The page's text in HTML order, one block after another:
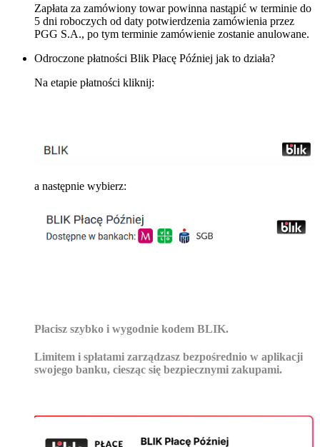
Zapłata za zamówiony towar powinna nastąpić w terminie do
5 dni roboczych od daty potwierdzenia zamówienia przez
PGG S.A., po tym terminie zamówienie zostanie anulowane.
Odroczone płatności Blik Płacę Później jak to działa?
Na etapie płatności kliknij:
a następnie wybierz:
Płacisz szybko i wygodnie kodem BLIK.
Limitem i spłatami zarządzasz bezpośrednio w aplikacji
swojego banku, ciesząc się bezpiecznymi zakupami.